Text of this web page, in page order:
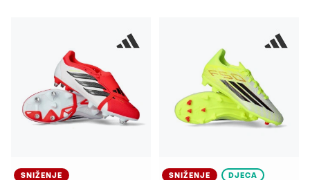
SNIŽENJE SNIŽENJE DJECA